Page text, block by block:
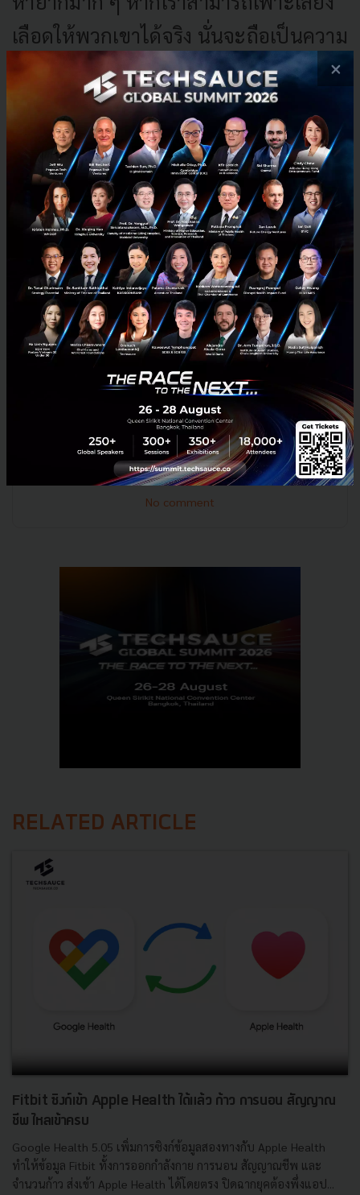
เลือดให้พวกเขาได้จริง นั่นจะถือเป็นความ
ก้าวหน้าที่สำคัญอย่างยิ่ง
ความหวังใหม่ของวงการแพทย์
ถึงแม้การทดลองจะยังใหม่ แต่วงการแพทย์ก็เริ่มเห็นความ
หวังแล้ว ผู้ป่วยกลุ่มเลือดหายากจะไม่ต้องกังวลเรื่องการหา
เลือดอีกต่อไป 'กรุ๊ปเลือดทอง' ที่เคยหายากมาก ๆ อาจ
กลายเป็นสิ่งที่ผลิตได้จริงและพร้อมช่วยชีวิตผู้คนมากมาย
ทั่วโลกในอนาคต
New York Post
healthtech healthcare กรุ๊ปเลือด กรุ๊ปเลือดทอง
การแพทย์แห่งอนาคต
No comment
RELATED ARTICLE
Fitbit ซิงก์เข้า Apple Health ได้แล้ว ก้าว การนอน สัญญาณ
ชีพ ไหลเข้าครบ
Google Health 5.05 เพิ่มการซิงก์ข้อมูลสองทางกับ Apple Health
ทำให้ข้อมูล Fitbit ทั้งการออกกำลังกาย การนอน สัญญาณชีพ และ
จำนวนก้าว ส่งเข้า Apple Health ได้โดยตรง ปิดฉากยุคต้องพึ่งแอป...
×